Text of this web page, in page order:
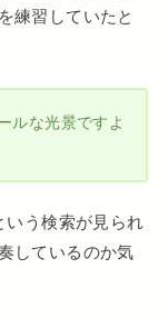
練習していたと
ルな光景ですよ
いう検索が見られ
しているのか気